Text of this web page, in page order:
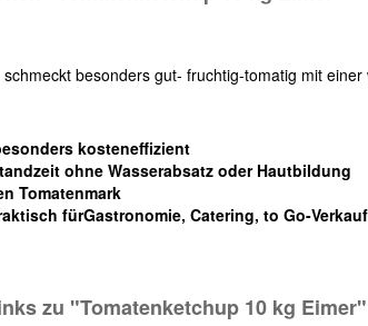
besonders gut- fruchtig-tomatig mit
kosteneffizient
ohne Wasserabsatz oder Hautbildung
Tomatenmark
fürGastronomie, Catering, to Go-Verkauf
zu "Tomatenketchup 10 kg Eimer"